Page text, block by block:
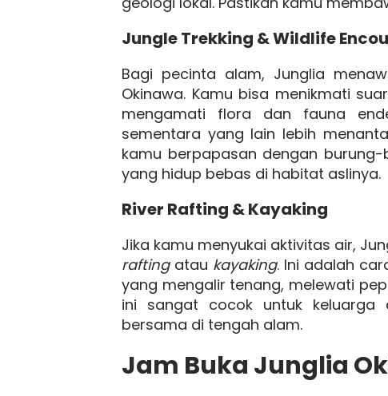
Jungle Trekking & Wildlife
Bagi pecinta alam, Junglia
Okinawa. Kamu bisa menikmati
mengamati flora dan fauna
sementara yang lain lebih
kamu berpapasan dengan
yang hidup bebas di habitat aslinya.
River Rafting & Kayaking
Jika kamu menyukai aktivitas air,
raftingatau kayaking. Ini adalah
yang mengalir tenang, melewati
ini sangat cocok untuk keluarga
bersama di tengah alam.
Jam Buka Junglia